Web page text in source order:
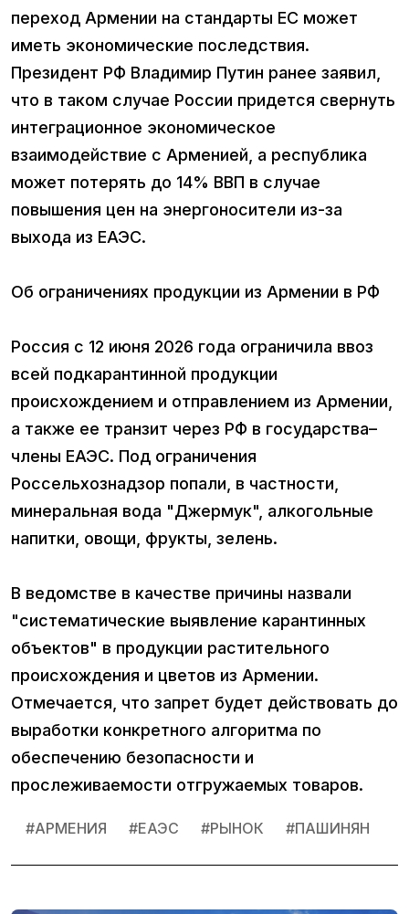
переход Армении на стандарты ЕС может
иметь экономические последствия.
Президент РФ Владимир Путин ранее заявил,
что в таком случае России придется свернуть
интеграционное экономическое
взаимодействие с Арменией, а республика
может потерять до 14% ВВП в случае
повышения цен на энергоносители из-за
выхода из ЕАЭС.
Об ограничениях продукции из Армении в РФ
Россия с 12 июня 2026 года ограничила ввоз
всей подкарантинной продукции
происхождением и отправлением из Армении,
а также ее транзит через РФ в государства–
члены ЕАЭС. Под ограничения
Россельхознадзор попали, в частности,
минеральная вода "Джермук", алкогольные
напитки, овощи, фрукты, зелень.
В ведомстве в качестве причины назвали
"систематические выявление карантинных
объектов" в продукции растительного
происхождения и цветов из Армении.
Отмечается, что запрет будет действовать до
выработки конкретного алгоритма по
обеспечению безопасности и
прослеживаемости отгружаемых товаров.
#АРМЕНИЯ #ЕАЭС #РЫНОК #ПАШИНЯН